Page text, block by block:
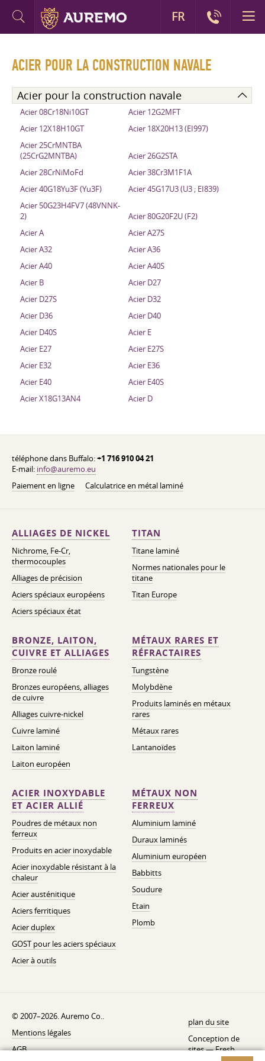
ACIER POUR LA CONSTRUCTION NAVALE
Acier pour la construction navale
Acier 08Cr18Ni10GT
Acier 12G2MFT
Acier 12X18H10GT
Acier 18X20H13 (EI997)
Acier 25CrMNTBA
(25CrG2MNTBA)
Acier 26G2STA
Acier 28CrNiMoFd
Acier 38Cr3M1F1A
Acier 40G18Yu3F (Yu3F)
Acier 45G17U3 (U3 ; EI839)
Acier 50G23H4FV7 (48VNNK-
2)
Acier 80G20F2U (F2)
Acier A
Acier A27S
Acier A32
Acier A36
Acier A40
Acier A40S
Acier B
Acier D27
Acier D27S
Acier D32
Acier D36
Acier D40
Acier D40S
Acier E
Acier E27
Acier E27S
Acier E32
Acier E36
Acier E40
Acier E40S
Acier X18G13AN4
Acier D
téléphone dans Buffalo:+1 716 910 04 21
E-mail: info@auremo.eu
Paiement en ligne
Calculatrice en métal laminé
ALLIAGES DE NICKEL
Nichrome, Fe-Cr,
thermocouples
Alliages de précision
Aciers spéciaux européens
Aciers spéciaux état
TITAN
Titane laminé
Normes nationales pour le
titane
Titan Europe
BRONZE, LAITON,
CUIVRE ET ALLIAGES
Bronze roulé
Bronzes européens, alliages
de cuivre
Alliages cuivre-nickel
Cuivre laminé
Laiton laminé
Laiton européen
MÉTAUX RARES ET
RÉFRACTAIRES
Tungstène
Molybdène
Produits laminés en métaux
rares
Métaux rares
Lantanoïdes
ACIER INOXYDABLE
ET ACIER ALLIÉ
Poudres de métaux non
ferreux
Produits en acier inoxydable
Acier inoxydable résistant à la
chaleur
Acier austénitique
Aciers ferritiques
Acier duplex
GOST pour les aciers spéciaux
Acier à outils
MÉTAUX NON
FERREUX
Aluminium laminé
Duraux laminés
Aluminium européen
Babbitts
Soudure
Etain
Plomb
© 2007–2026. Auremo Co..
Mentions légales
AGB
plan du site
Conception de
sites —Fresh
FR